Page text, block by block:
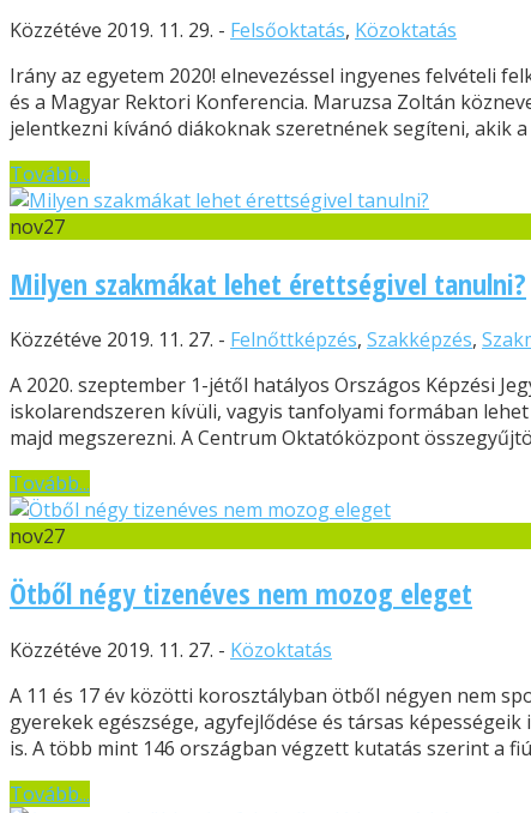
Közzétéve 2019. 11. 29. - Felsőoktatás, Közoktatás
Irány az egyetem 2020! elnevezéssel ingyenes felvételi
és a Magyar Rektori Konferencia. Maruzsa Zoltán
jelentkezni kívánó diákoknak szeretnének segíteni, akik
Tovább...
nov27
Milyen szakmákat lehet érettségivel tanulni?
Közzétéve 2019. 11. 27. - Felnőttképzés, Szakképzés,
A 2020. szeptember 1-jétől hatályos Országos Képzési
iskolarendszeren kívüli, vagyis tanfolyami formában
majd megszerezni. A Centrum Oktatóközpont
Tovább...
nov27
Ötből négy tizenéves nem mozog eleget
Közzétéve 2019. 11. 27. - Közoktatás
A 11 és 17 év közötti korosztályban ötből négyen nem
gyerekek egészsége, agyfejlődése és társas
is. A több mint 146 országban végzett kutatás szerint a
Tovább...